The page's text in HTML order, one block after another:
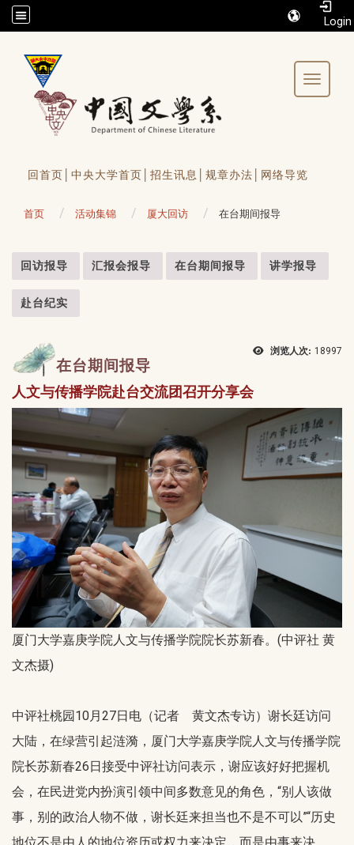
/accesskey"" title="Toolbar">:::
Toggle
回首页│ 中央大学首页│ 招生讯息│ 规章办法│ 网络导览
首页 活动集锦 厦大回访 在台期间报导
回访报导 汇报会报导 在台期间报导 讲学报导
赴台纪实
浏览人次: 18997
在台期间报导
人文与传播学院赴台交流团召开分享会
厦门大学嘉庚学院人文与传播学院院长苏新春。(中评社 黄
文杰摄)
中评社桃园10月27日电（记者 黄文杰专访）谢长廷访问
大陆，在绿营引起涟漪，厦门大学嘉庚学院人文与传播学院
院长苏新春26日接受中评社访问表示，谢应该好好把握机
会，在民进党内扮演引领中间多数意见的角色，“别人该做
事，别的政治人物不做，谢长廷来担当也不是不可以”“历史